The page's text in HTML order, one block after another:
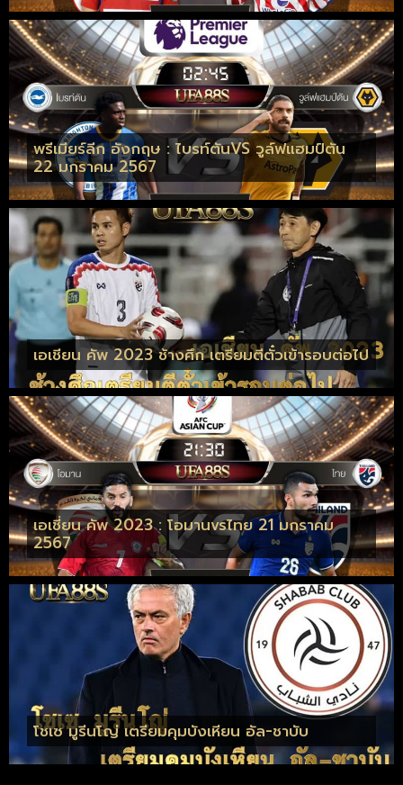
พรีเมียร์ลีก อังกฤษ : ไบรท์ตันVS วูล์ฟแฮมป์ตัน
22 มกราคม 2567
เอเชียน คัพ 2023 ช้างศึก เตรียมตีตั๋วเข้ารอบต่อไป
เอเชี่ยน คัพ 2023 : โอมานvsไทย 21 มกราคม
2567
โชเซ มูรีนโญ่ เตรียมคุมบังเหียน อัล-ชาบับ